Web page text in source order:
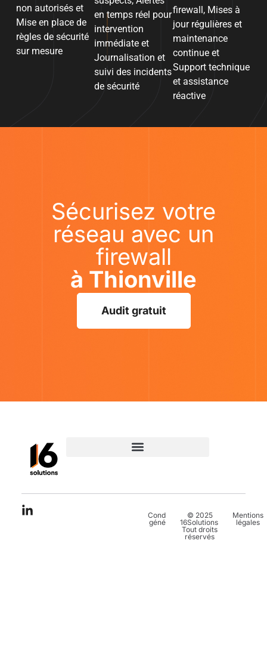
non autorisés et
Mise en place de
règles de sécurité
sur mesure
en temps réel pour
intervention
immédiate et
Journalisation et
suivi des incidents
de sécurité
firewall, Mises à
jour régulières et
maintenance
continue et
Support technique
et assistance
réactive
Sécurisez votre
réseau avec un
firewall
à Thionville
Audit gratuit
Conditions
générales
© 2025
16Solutions.
Tout droits
réservés
Mentions
légales